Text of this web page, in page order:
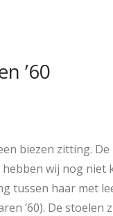
’60
biezen zitting.
wij nog
tussen haar met
’60). De stoelen